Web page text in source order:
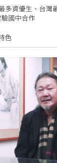
多資優生、台灣
國中合作
色